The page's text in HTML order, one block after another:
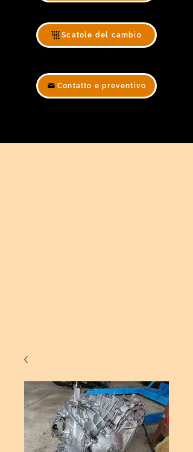
Scatole del cambio
Contatto e preventivo